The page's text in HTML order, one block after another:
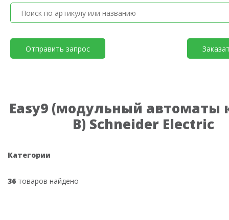
Отправить запрос
Easy9 (модульный автоматы
В) Schneider Electric
Категории
36 товаров найдено